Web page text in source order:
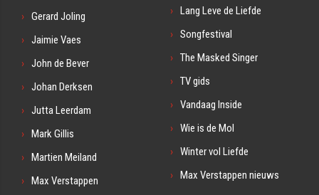
Gerard Joling
Jaimie Vaes
John de Bever
Johan Derksen
Jutta Leerdam
Mark Gillis
Martien Meiland
Max Verstappen
Lang Leve de Liefde
Songfestival
The Masked Singer
TV gids
Vandaag Inside
Wie is de Mol
Winter vol Liefde
Max Verstappen nieuws